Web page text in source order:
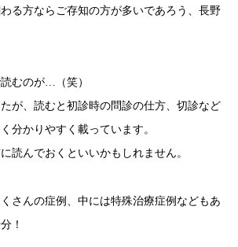
る方ならご存知の方が多いであろう、長野
むのが…（笑）
が、読むと初診時の問診の仕方、切診など
分かりやすく載っています。
読んでおくといいかもしれません。
さんの症例、中には特殊治療症例などもあ
！